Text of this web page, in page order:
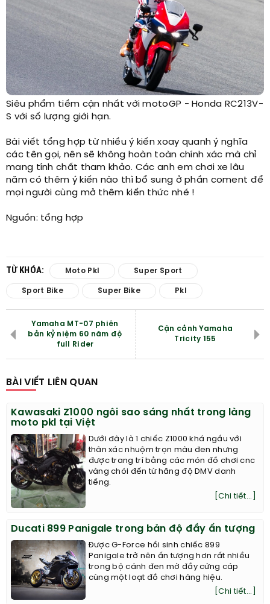
Siêu phẩm tiềm cận nhất với motoGP - Honda RC213V-
S với số lượng giới hạn.
Bài viết tổng hợp từ nhiều ý kiến xoay quanh ý nghĩa
các tên gọi, nên sẽ không hoàn toàn chính xác mà chỉ
mang tính chất tham khảo. Các anh em chơi xe lâu
năm có thêm ý kiến nào thì bổ sung ở phần coment để
mọi người cùng mở thêm kiến thức nhé !
Nguồn: tổng hợp​
TỪ KHÓA: Moto Pkl Super Sport
Sport Bike Super Bike Pkl
Yamaha MT-07 phiên
bản kỷ niệm 60 năm độ
full Rider
Cận cảnh Yamaha
Tricity 155
BÀI VIẾT LIÊN QUAN
Kawasaki Z1000 ngôi sao sáng nhất trong làng
moto pkl tại Việt
Dưới đây là 1 chiếc Z1000 khá ngầu với
thân xác nhuộm trọn màu đen nhưng
được trang trí bằng các món đồ chơi cnc
vàng chói đến từ hãng độ DMV danh
tiếng.
[Chi tiết...]
Ducati 899 Panigale trong bản độ đầy ấn tượng
Được G-Force hồi sinh chiếc 899
Panigale trở nên ấn tượng hơn rất nhiều
trong bộ cánh đen mờ đầy cứng cáp
cùng một loạt đồ chơi hàng hiệu.
[Chi tiết...]